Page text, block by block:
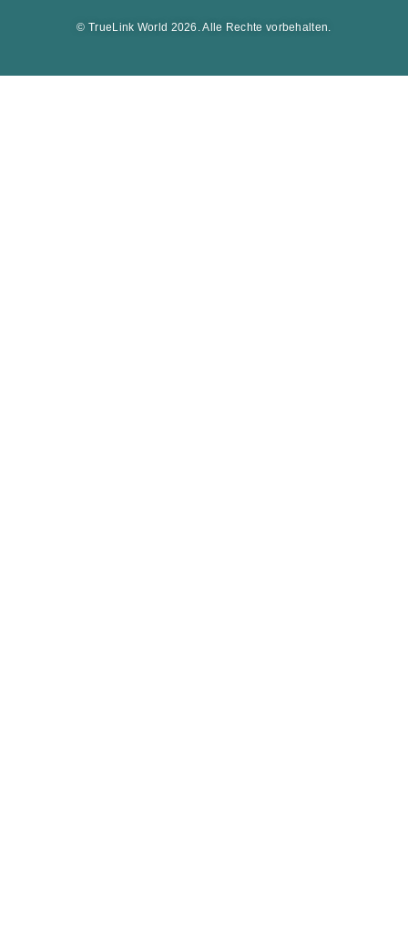
© TrueLink World 2026. Alle Rechte vorbehalten.